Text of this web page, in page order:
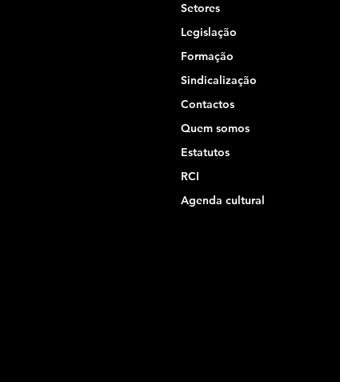
Setores
Legislação
Formação
Sindicalização
Contactos
Quem somos
Estatutos
RCI
Agenda cultural